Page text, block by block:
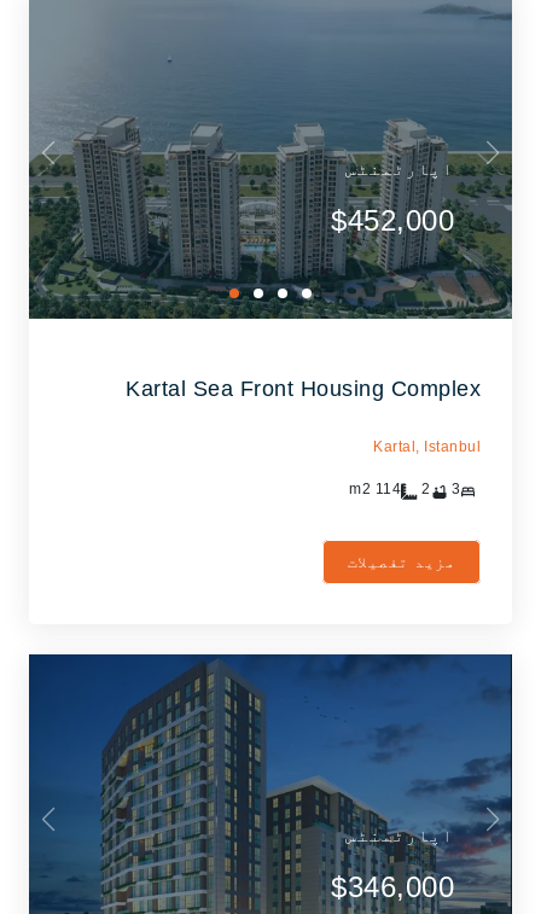
اپارٹمنٹس
$452,000
Kartal Sea Front Housing Complex
Kartal, Istanbul
3
2
114
مزید تفصیلات
اپارٹمنٹس
$346,000